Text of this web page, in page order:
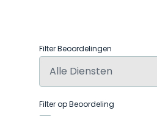
Filter Beoordelingen
Filter op Beoordeling